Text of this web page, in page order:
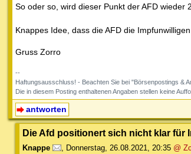
So oder so, wird dieser Punkt der AFD wieder
Knappes Idee, dass die AFD die
Gruss Zorro
--
Haftungsausschluss! - Beachten Sie bei "Börsenpostings &
Die in diesem Posting enthaltenen Angaben stellen keine
antworten
Die Afd positionert sich nicht klar für
Knappe , Donnerstag, 26.08.2021, 20:35 @